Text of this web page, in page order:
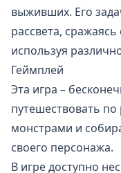
выживших. Его
рассвета,
используя
Геймплей
Эта игра –
путешествовать
монстрами и
своего персонажа.
В игре доступно